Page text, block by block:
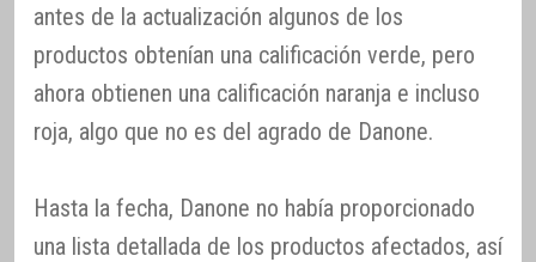
antes de la actualización algunos de los
productos obtenían una calificación verde, pero
ahora obtienen una calificación naranja e incluso
roja, algo que no es del agrado de Danone.
Hasta la fecha, Danone no había proporcionado
una lista detallada de los productos afectados, así